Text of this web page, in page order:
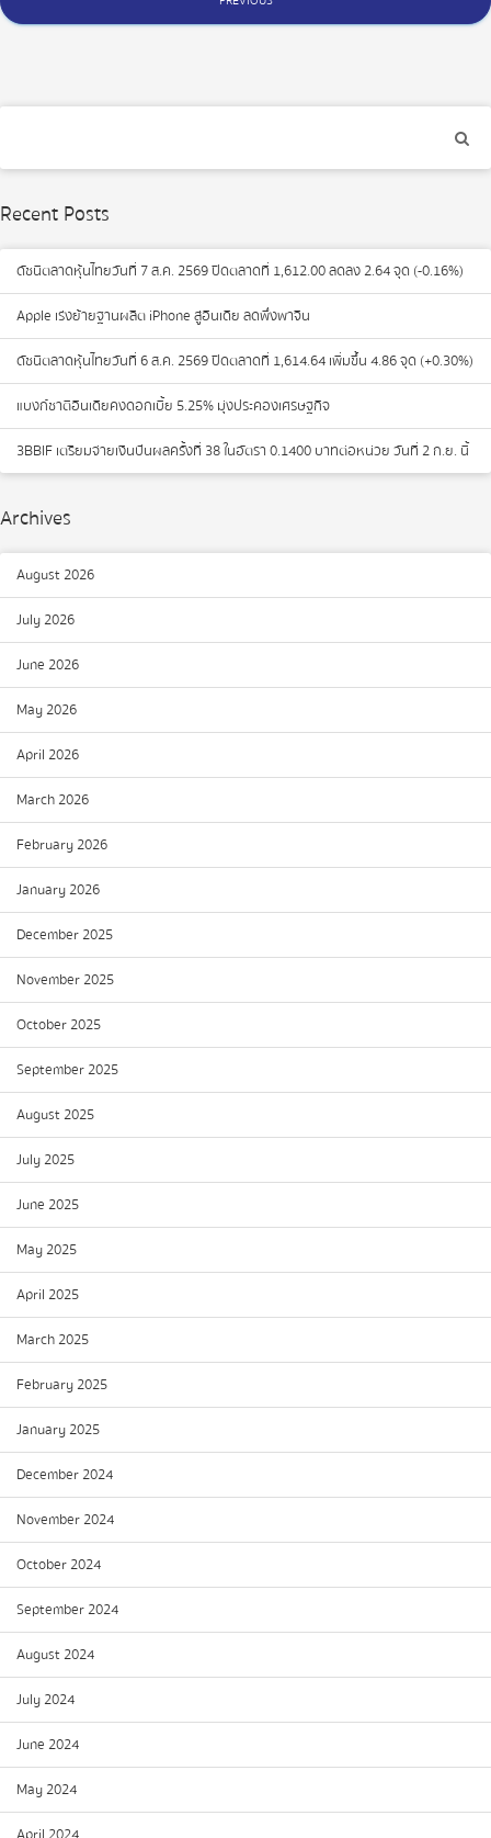
navigation
Recent Posts
ดัชนีตลาดหุ้นไทยวันที่ 7 ส.ค. 2569 ปิดตลาดที่ 1,612.00 ลดลง 2.64 จุด (-0.16%)
Apple เร่งย้ายฐานผลิต iPhone สู่อินเดีย ลดพึ่งพาจีน
ดัชนีตลาดหุ้นไทยวันที่ 6 ส.ค. 2569 ปิดตลาดที่ 1,614.64 เพิ่มขึ้น 4.86 จุด (+0.30%)
แบงก์ชาติอินเดียคงดอกเบี้ย 5.25% มุ่งประคองเศรษฐกิจ
3BBIF เตรียมจ่ายเงินปันผลครั้งที่ 38 ในอัตรา 0.1400 บาทต่อหน่วย วันที่ 2 ก.ย. นี้
Archives
August 2026
July 2026
June 2026
May 2026
April 2026
March 2026
February 2026
January 2026
December 2025
November 2025
October 2025
September 2025
August 2025
July 2025
June 2025
May 2025
April 2025
March 2025
February 2025
January 2025
December 2024
November 2024
October 2024
September 2024
August 2024
July 2024
June 2024
May 2024